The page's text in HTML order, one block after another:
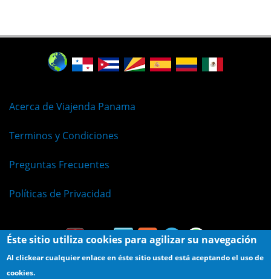
Acerca de Viajenda Panama
Terminos y Condiciones
Preguntas Frecuentes
Políticas de Privacidad
Éste sitio utiliza cookies para agilizar su navegación
Al clickear cualquier enlace en éste sitio usted está aceptando el uso de
cookies.